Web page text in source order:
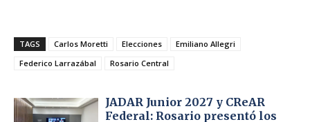
TAGS Carlos Moretti Elecciones
Emiliano Allegri
Federico Larrazábal
Rosario Central
JADAR Junior 2027 y CReAR
Federal: Rosario presentó los